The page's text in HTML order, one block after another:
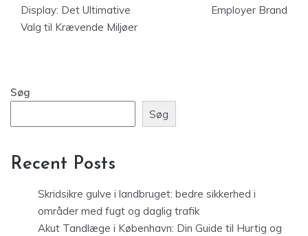
Display: Det Ultimative
Valg til Krævende Miljøer
Employer Brand
Søg
Søg
Recent Posts
Skridsikre gulve i landbruget: bedre sikkerhed i
områder med fugt og daglig trafik
Akut Tandlæge i København: Din Guide til Hurtig og